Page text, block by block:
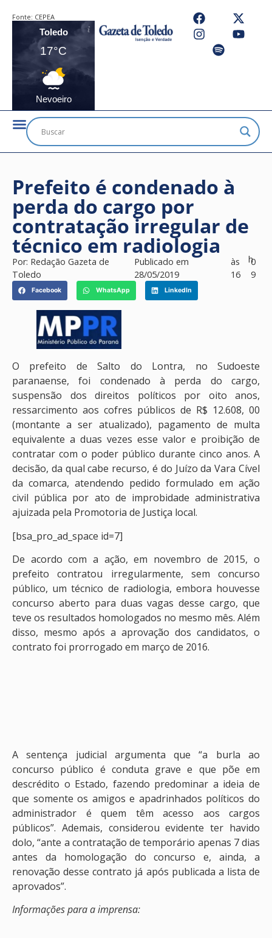
Fonte: CEPEA
Toledo
17°C
Nevoeiro
Prefeito é condenado à
perda do cargo por
contratação irregular de
técnico em radiologia
Por: Redação Gazeta de
Toledo
Publicado em
28/05/2019
às
16
h0
9
Facebook WhatsApp LinkedIn
O prefeito de Salto do Lontra, no Sudoeste
paranaense, foi condenado à perda do cargo,
suspensão dos direitos políticos por oito anos,
ressarcimento aos cofres públicos de R$ 12.608, 00
(montante a ser atualizado), pagamento de multa
equivalente a duas vezes esse valor e proibição de
contratar com o poder público durante cinco anos. A
decisão, da qual cabe recurso, é do Juízo da Vara Cível
da comarca, atendendo pedido formulado em ação
civil pública por ato de improbidade administrativa
ajuizada pela Promotoria de Justiça local.
[bsa_pro_ad_space id=7]
De acordo com a ação, em novembro de 2015, o
prefeito contratou irregularmente, sem concurso
público, um técnico de radiologia, embora houvesse
concurso aberto para duas vagas desse cargo, que
teve os resultados homologados no mesmo mês. Além
disso, mesmo após a aprovação dos candidatos, o
contrato foi prorrogado em março de 2016.
A sentença judicial argumenta que “a burla ao
concurso público é conduta grave e que põe em
descrédito o Estado, fazendo predominar a ideia de
que somente os amigos e apadrinhados políticos do
administrador é quem têm acesso aos cargos
públicos”. Ademais, considerou evidente ter havido
dolo, “ante a contratação de temporário apenas 7 dias
antes da homologação do concurso e, ainda, a
renovação desse contrato já após publicada a lista de
aprovados”.
Informações para a imprensa: